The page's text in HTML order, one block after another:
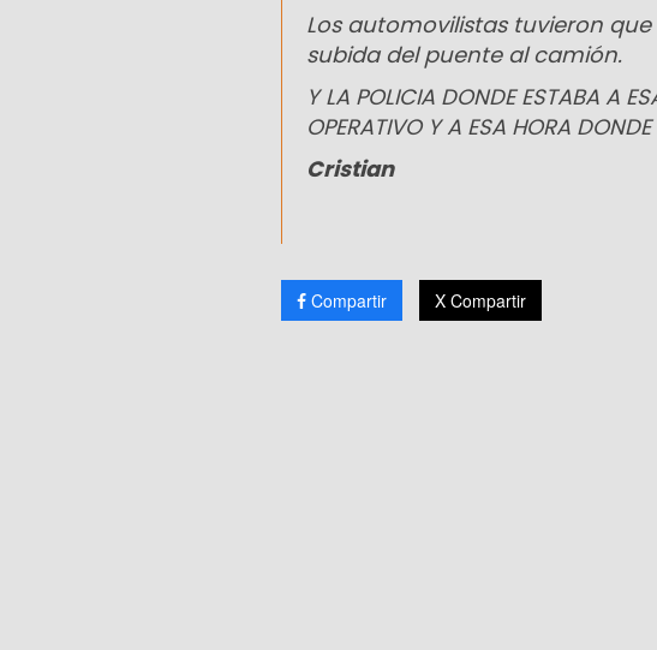
Los automovilistas tuvieron
subida del puente al camión.
Y LA POLICIA DONDE ESTABA A
OPERATIVO Y A ESA HORA
Cristian
Compartir X Compartir